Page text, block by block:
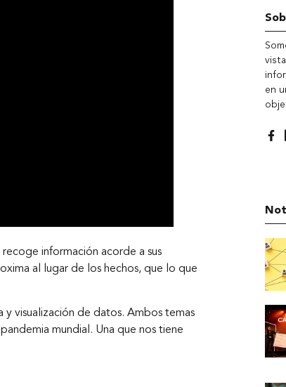
información acorde a sus
al lugar de los hechos, que lo que
visualización de datos. Ambos temas
mundial. Una que nos tiene
en